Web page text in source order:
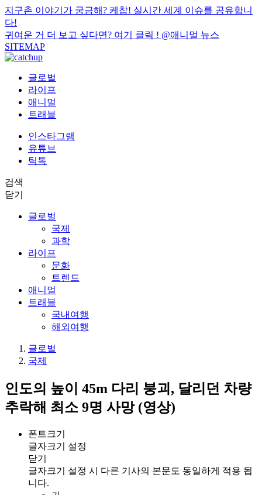
지구촌 이야기가 궁금해? 케찹! 실시간 세계 이슈를 공유합니
다!
귀여운 거 더 보고 싶다면? 여기 클릭 ! @애니멀 뉴스
SITEMAP
글로벌
라이프
애니멀
트래블
인스타그램
유튜브
틱톡
검색
닫기
글로벌
국제
과학
라이프
문화
트렌드
애니멀
트래블
국내여행
해외여행
글로벌
국제
인도의 높이 45m 다리 붕괴, 달리던 차량
추락해 최소 9명 사망 (영상)
폰트크기
글자크기 설정
닫기
글자크기 설정 시 다른 기사의 본문도 동일하게 적용 됩
니다.